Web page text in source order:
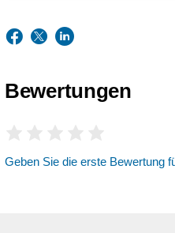
Bewertungen
Geben Sie die erste Bewertung